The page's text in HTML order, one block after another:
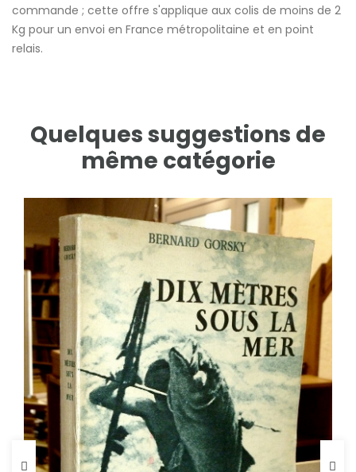
commande ; cette offre s'applique aux colis de moins de 2
Kg pour un envoi en France métropolitaine et en point
relais.
Quelques suggestions de
même catégorie